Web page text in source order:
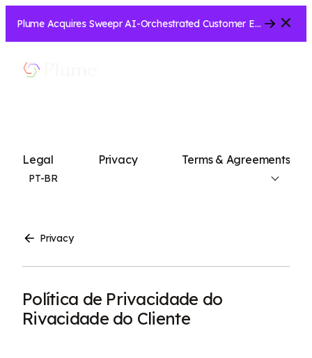
Plume Acquires Sweepr AI-Orchestrated Customer Experience Platform for ISPs..... Close
Legal Privacy Terms & Agreements
PT-BR
Privacy
Política de Privacidade do
Rivacidade do Cliente